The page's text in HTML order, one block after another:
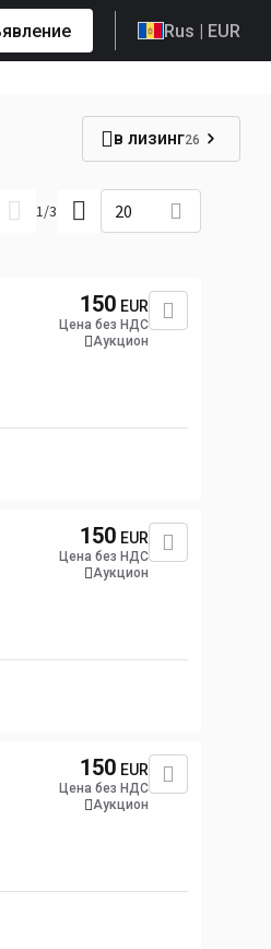
Rus | EUR
в лизинг26
1/3 20
150 EUR
Цена без НДС
Аукцион
150 EUR
Цена без НДС
Аукцион
150 EUR
Цена без НДС
Аукцион